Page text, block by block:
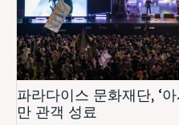
파라다이스 문화재단, ‘
만 관객 성료